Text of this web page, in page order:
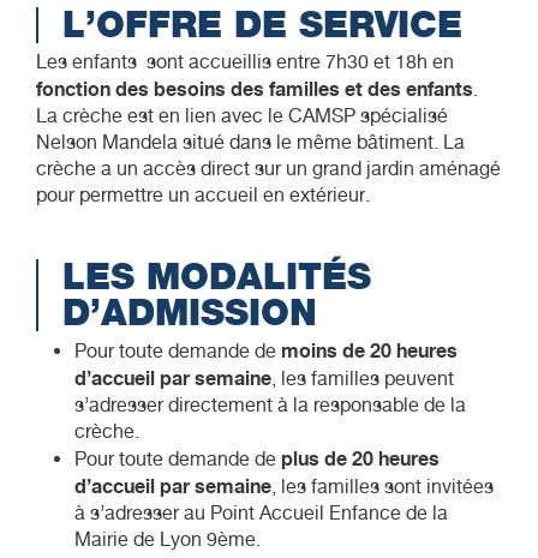
L’OFFRE DE SERVICE
Les enfants sont accueillis entre 7h30 et 18h en
fonction des besoins des familles et des enfants.
La crèche est en lien avec le CAMSP spécialisé
Nelson Mandela situé dans le même bâtiment. La
crèche a un accès direct sur un grand jardin aménagé
pour permettre un accueil en extérieur.
LES MODALITÉS
D’ADMISSION
Pour toute demande de moins de 20 heures
d’accueil par semaine, les familles peuvent
s’adresser directement à la responsable de la
crèche.
Pour toute demande de plus de 20 heures
d’accueil par semaine, les familles sont invitées
à s’adresser au Point Accueil Enfance de la
Mairie de Lyon 9ème.